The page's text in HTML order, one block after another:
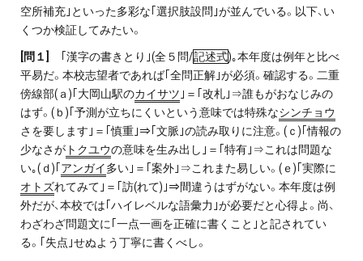
空所補充｣といった多彩な｢選択肢設問｣が並んでいる。以下、い
くつか検証してみたい。
問１] ｢漢字の書きとり｣(全５問/記述式)｡本年度は例年と比べ
平易だ。本校志望者であれば｢全問正解｣が必須。確認する。二重
傍線部(ａ)｢大岡山駅のカイサツ ｣＝｢改札｣⇒誰もがおなじみの
はず。(ｂ)｢予測が立ちにくいという意味では特殊なシンチョウ
さを要します｣＝｢慎重｣⇒｢文脈｣の読み取りに注意。(ｃ)｢情報の
少なさが トクユウの意味を生み出し｣＝｢特有｣⇒これは問題な
い｡(ｄ)｢ アンガイ多い｣＝｢案外｣⇒これまた易しい。(ｅ)｢実際に
オトズれてみて｣＝｢訪(れて)｣⇒間違うはずがない。本年度は例
外だが、本校では｢ハイレベルな語彙力｣が必要だと心得よ。尚、
わざわざ問題文に｢一点一画を正確に書くこと｣と記されてい
る。｢失点｣せぬよう丁寧に書くべし。